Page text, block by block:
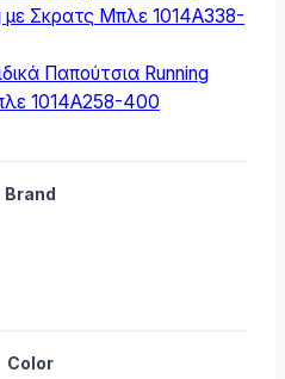
με Σκρατς Μπλε 1014A338-
Παπούτσια Running
1014A258-400
Brand
Color